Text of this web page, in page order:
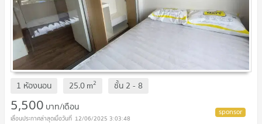
1 ห้องนอน 25.0m2 ชั้น 2 - 8
5,500 บาท/เดือน
12/06/2025 3:03:48